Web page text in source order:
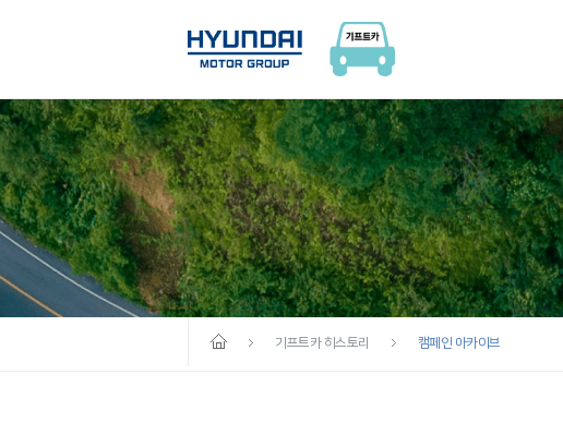
기프트카 히스토리 캠페인 아카이브